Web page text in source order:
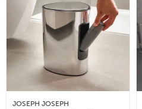
JOSEPH JOSEPH